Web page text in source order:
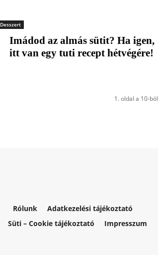
Desszert
Imádod az almás sütit? Ha igen,
itt van egy tuti recept hétvégére!
1. oldal a 10-ból
Rólunk
Adatkezelési tájékoztató
Süti – Cookie tájékoztató
Impresszum